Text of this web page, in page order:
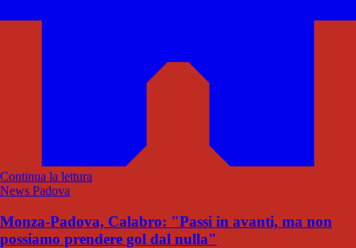
Continua la lettura
News Padova
Monza-Padova, Calabro: "Passi in avanti, ma non
possiamo prendere gol dal nulla"